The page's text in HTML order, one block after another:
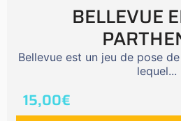
BELLEVUE
Bellevue est un jeu de pose
lequel...
15,00€